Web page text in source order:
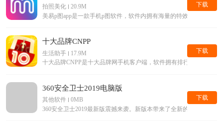
拍照美化
20.9M
美易p图app是一款手机p图软件，软件内拥有海量的特效滤镜等美
下载
十大品牌CNPP
生活助手
17.9M
十大品牌CNPP是十大品牌网手机客户端，软件拥有排行榜查询，
下载
360安全卫士2019电脑版
其他软件
0MB
360安全卫士2019最新版震撼来袭。新版本带来了全新的界面，和
下载